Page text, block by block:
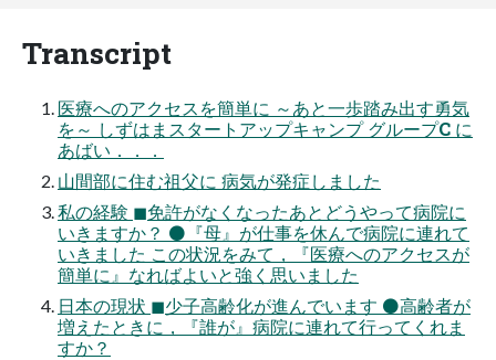
Transcript
医療へのアクセスを簡単に ～あと一歩踏み出す勇気
を～ しずはまスタートアップキャンプ グループC に
あばい．．．
山間部に住む祖父に 病気が発症しました
私の経験 ◼免許がなくなったあとどうやって病院に
いきますか？ ⚫『母』が仕事を休んで病院に連れて
いきました この状況をみて，『医療へのアクセスが
簡単に』なればよいと強く思いました
日本の現状 ◼少子高齢化が進んでいます ⚫高齢者が
増えたときに，『誰が』病院に連れて行ってくれま
すか？